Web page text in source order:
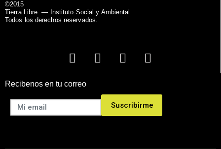
©2015
Tierra Libre— Instituto Social y Ambiental
Todos los derechos reservados.
Recibenos en tu correo